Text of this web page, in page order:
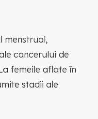
menstrual,
cancerului de
femeile aflate în
stadii ale